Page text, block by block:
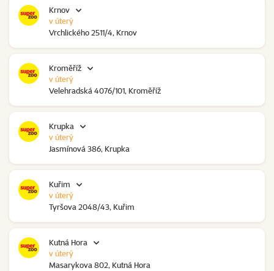
Krnov
Vrchlického 2511/4, Krnov
v úterý
Kroměříž
Velehradská 4076/101, Kroměříž
v úterý
Krupka
Jasmínová 386, Krupka
v úterý
Kuřim
Tyršova 2048/43, Kuřim
v úterý
Kutná Hora
Masarykova 802, Kutná Hora
v úterý